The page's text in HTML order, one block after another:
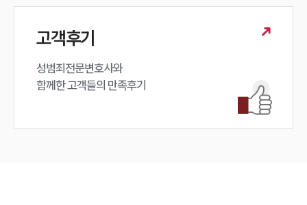
고객후기
성범죄전문변호사와
함께한 고객들의 만족후기